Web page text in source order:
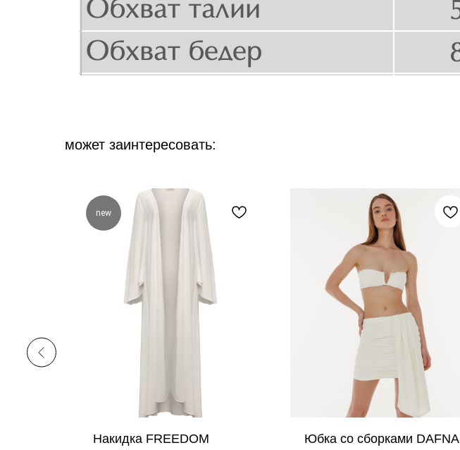
может заинтересовать:
new
Накидка FREEDOM
Юбка со сборками DAFNA